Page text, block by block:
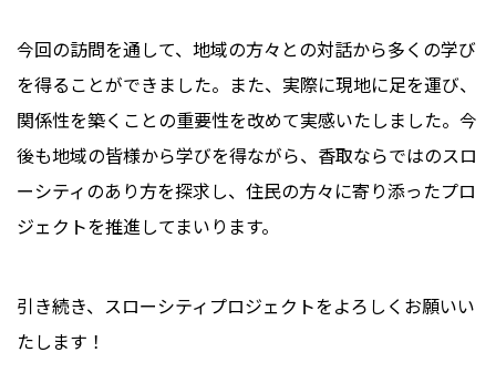
今回の訪問を通して、地域の方々との対話から多くの学び
を得ることができました。また、実際に現地に足を運び、
関係性を築くことの重要性を改めて実感いたしました。今
後も地域の皆様から学びを得ながら、香取ならではのスロ
ーシティのあり方を探求し、住民の方々に寄り添ったプロ
ジェクトを推進してまいります。
引き続き、スローシティプロジェクトをよろしくお願いい
たします！